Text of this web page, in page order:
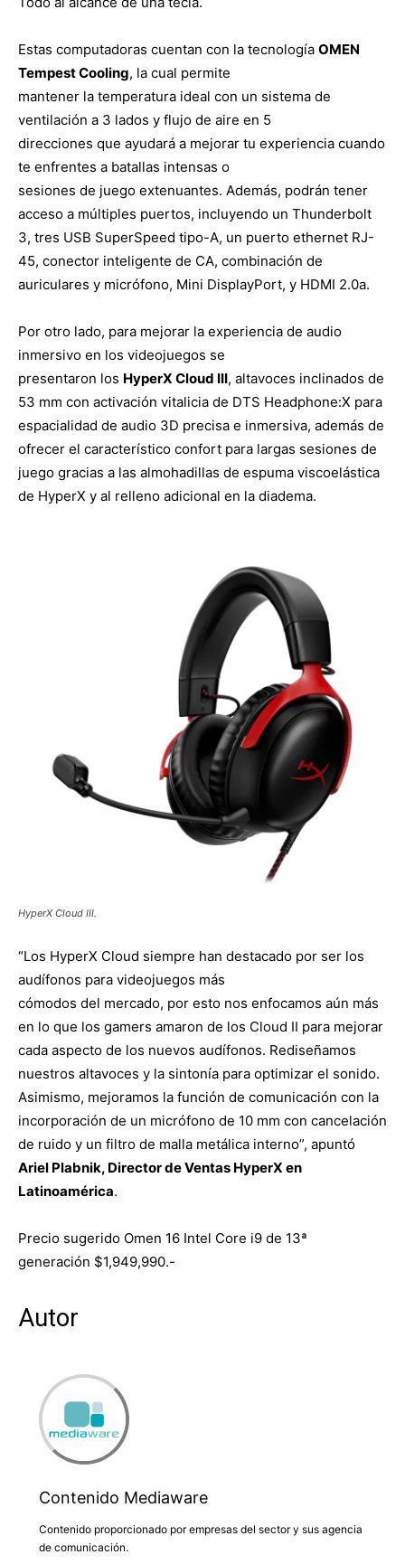
Estas computadoras cuentan con la tecnología OMEN
Tempest Cooling, la cual permite
mantener la temperatura ideal con un sistema de
ventilación a 3 lados y flujo de aire en 5
direcciones que ayudará a mejorar tu experiencia cuando
te enfrentes a batallas intensas o
sesiones de juego extenuantes. Además, podrán tener
acceso a múltiples puertos, incluyendo un Thunderbolt
3, tres USB SuperSpeed tipo-A, un puerto ethernet RJ-
45, conector inteligente de CA, combinación de
auriculares y micrófono, Mini DisplayPort, y HDMI 2.0a.
Por otro lado, para mejorar la experiencia de audio
inmersivo en los videojuegos se
presentaron los HyperX Cloud III, altavoces inclinados de
53 mm con activación vitalicia de DTS Headphone:X para
espacialidad de audio 3D precisa e inmersiva, además de
ofrecer el característico confort para largas sesiones de
juego gracias a las almohadillas de espuma viscoelástica
de HyperX y al relleno adicional en la diadema.
HyperX Cloud III.
“Los HyperX Cloud siempre han destacado por ser los
audífonos para videojuegos más
cómodos del mercado, por esto nos enfocamos aún más
en lo que los gamers amaron de los Cloud II para mejorar
cada aspecto de los nuevos audífonos. Rediseñamos
nuestros altavoces y la sintonía para optimizar el sonido.
Asimismo, mejoramos la función de comunicación con la
incorporación de un micrófono de 10 mm con cancelación
de ruido y un filtro de malla metálica interno”, apuntó
Ariel Plabnik, Director de Ventas HyperX en
Latinoamérica.
Precio sugerido Omen 16 Intel Core i9 de 13ª
generación $1,949,990.-
Autor
Contenido Mediaware
Contenido proporcionado por empresas del sector y sus agencia
de comunicación.